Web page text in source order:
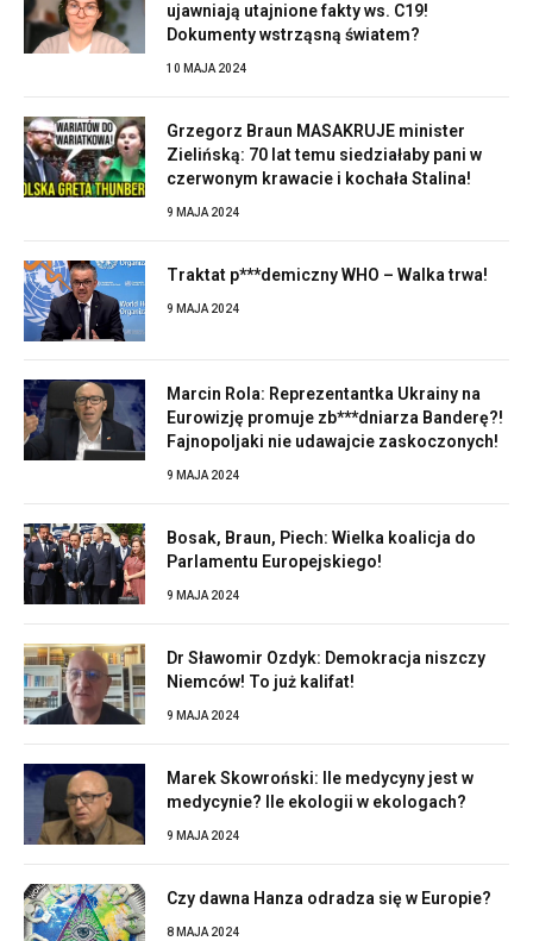
ujawniają utajnione fakty ws. C19!
Dokumenty wstrząsną światem?
10 MAJA 2024
Grzegorz Braun MASAKRUJE minister
Zielińską: 70 lat temu siedziałaby pani w
czerwonym krawacie i kochała Stalina!
9 MAJA 2024
Traktat p***demiczny WHO – Walka trwa!
9 MAJA 2024
Marcin Rola: Reprezentantka Ukrainy na
Eurowizję promuje zb***dniarza Banderę?!
Fajnopoljaki nie udawajcie zaskoczonych!
9 MAJA 2024
Bosak, Braun, Piech: Wielka koalicja do
Parlamentu Europejskiego!
9 MAJA 2024
Dr Sławomir Ozdyk: Demokracja niszczy
Niemców! To już kalifat!
9 MAJA 2024
Marek Skowroński: Ile medycyny jest w
medycynie? Ile ekologii w ekologach?
9 MAJA 2024
Czy dawna Hanza odradza się w Europie?
8 MAJA 2024